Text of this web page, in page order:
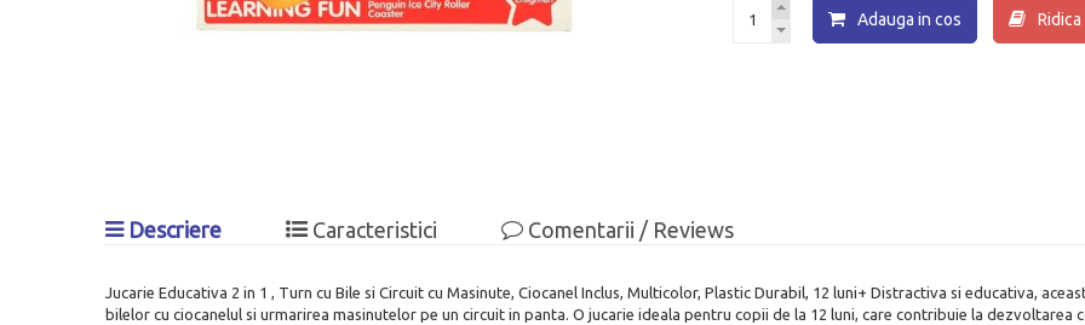
Adauga in cos
Descriere Caracteristici Comentarii / Reviews
Jucarie Educativa 2 in 1 , Turn cu Bile si Circuit cu Masinute, Ciocanel Inclus, Multicolor, Plastic Durabil, 12 luni+ Distractiva si educativa,
bilelor cu ciocanelul si urmarirea masinutelor pe un circuit in panta. O jucarie ideala pentru copii de la 12 luni, care contribuie la dezvoltarea